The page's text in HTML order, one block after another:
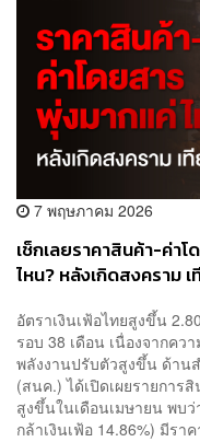
7 พฤษภาคม 2026
เช็กเลยราคาสินค้า-ค่า
ไหน? หลังเกิดสงคราม
อัตราเงินเฟ้อไทยสูงขึ้น
รอบ 38 เดือน เนื่องจากคว
พลังงานปรับตัวสูงขึ้น ด้าน
(สนค.) ได้เปิดเผยรายการ
สูงขึ้นในเดือนเมษายน พบ
กล้าเงินเฟ้อ 14.86%) มีรา